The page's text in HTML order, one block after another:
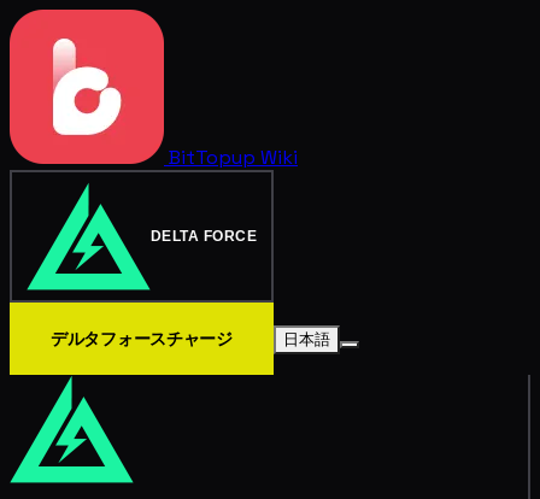
BitTopup Wiki
DELTA FORCE
デルタフォースチャージ 日本語